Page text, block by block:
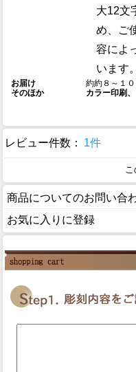
大12文
め、ご
容によ
います。
お届け
約約８～１０
そのほか
カラー印刷
レビュー件数： 1件
商品についてのお問い合
お気に入りに登録